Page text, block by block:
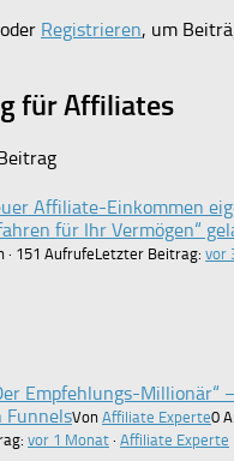
oder Registrieren, um
für Affiliates
Affiliate-Einkommen
für Ihr Vermögen“
151 AufrufeLetzter Beitrag: vor
Empfehlungs-Millionär“
FunnelsVon Affiliate Experte0
vor 1 Monat · Affiliate Experte